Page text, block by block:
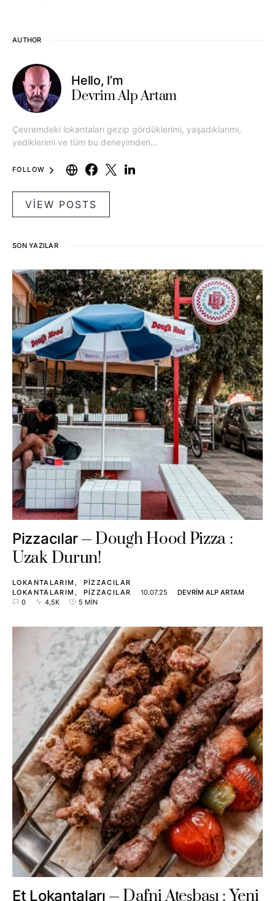
AUTHOR
Hello, I’m
Devrim Alp Artam
Çevremdeki lokantaları gezip gördüklerimi, yaşadıklarımı,
yediklerimi ve tüm bu deneyimden…
FOLLOW
VIEW POSTS
SON YAZILAR
Pizzacılar
Dough Hood Pizza :
Uzak Durun!
LOKANTALARIM
PIZZACILAR
LOKANTALARIM
PIZZACILAR 10.07.25
DEVRIM ALP ARTAM
0
4,5K 5 MIN
Et Lokantaları
Dafni Ateşbaşı : Yeni